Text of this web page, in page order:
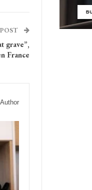
grave”,
France